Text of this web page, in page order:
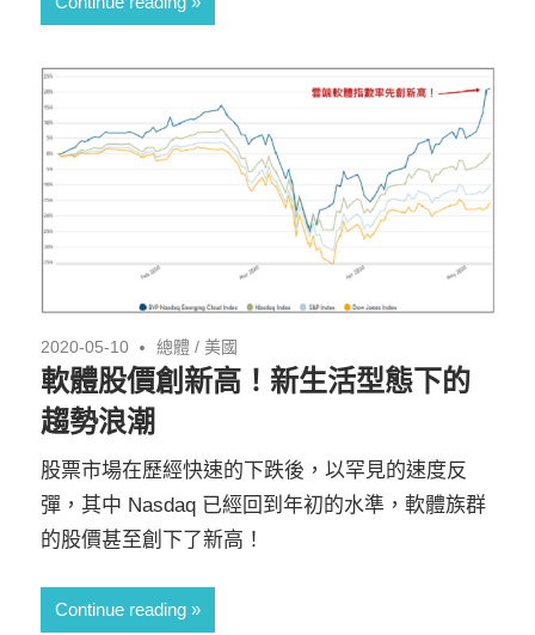
2020-05-10 總體 /美國
軟體股價創新高！新生活型態下的
趨勢浪潮
股票市場在歷經快速的下跌後，以罕見的速度反
彈，其中 Nasdaq 已經回到年初的水準，軟體族群
的股價甚至創下了新高！
Continue reading